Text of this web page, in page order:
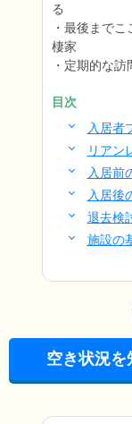
る
最後までこ
棲家
定期的な訪
目次
入居者
リアン
入居前
入居後
退去検
施設の
空き状況を